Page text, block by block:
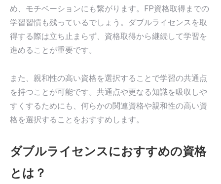
め、モチベーションにも繋がります。FP資格取得までの
学習習慣も残っているでしょう。ダブルライセンスを取
得する際は立ち止まらず、資格取得から継続して学習を
進めることが重要です。
また、親和性の高い資格を選択することで学習の共通点
を持つことが可能です。共通点や更なる知識を吸収しや
すくするためにも、何らかの関連資格や親和性の高い資
格を選択することをおすすめします。
ダブルライセンスにおすすめの資格
とは？